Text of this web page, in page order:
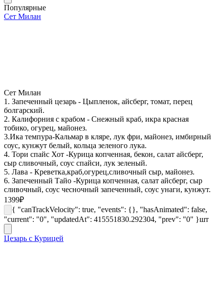
Популярные
Сет Милан
Сет Милан
1. Запеченный цезарь - Цыпленок, айсберг, томат, перец
болгарский.
2. Калифорния с крабом - Снежный краб, икра красная
тобико, огурец, майонез.
3.Ика темпура-Кальмар в кляре, лук фри, майонез, имбирный
соус, кунжут белый, кольца зеленого лука.
4. Тори спайс Хот -Курица копченная, бекон, салат айсберг,
сыр сливочный, соус спайси, лук зеленый.
5. Лава - Креветка,краб,огурец,сливочный сыр, майонез.
6. Запеченный Тайо -Курица копченная, салат айсберг, сыр
сливочный, соус чесночный запеченный, соус унаги, кунжут.
1399₽
{ "canTrackVelocity": true, "events": {}, "hasAnimated": false,
"current": "0", "updatedAt": 415551830.292304, "prev": "0" }шт
Цезарь с Курицей